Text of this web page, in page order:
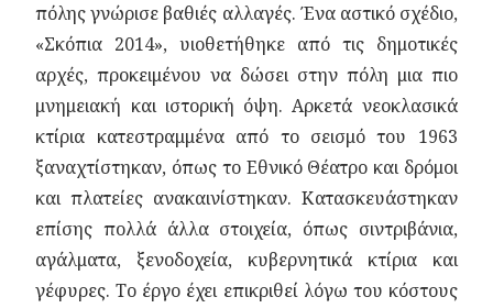
πόλης γνώρισε βαθιές αλλαγές. Ένα αστικό σχέδιο,
«Σκόπια 2014», υιοθετήθηκε από τις δημοτικές
αρχές, προκειμένου να δώσει στην πόλη μια πιο
μνημειακή και ιστορική όψη. Αρκετά νεοκλασικά
κτίρια κατεστραμμένα από το σεισμό του 1963
ξαναχτίστηκαν, όπως το Εθνικό Θέατρο και δρόμοι
και πλατείες ανακαινίστηκαν. Κατασκευάστηκαν
επίσης πολλά άλλα στοιχεία, όπως σιντριβάνια,
αγάλματα, ξενοδοχεία, κυβερνητικά κτίρια και
γέφυρες. Το έργο έχει επικριθεί λόγω του κόστους